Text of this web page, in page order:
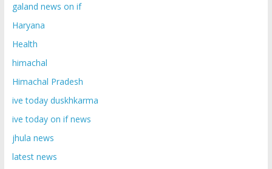
galand news on if
Haryana
Health
himachal
Himachal Pradesh
ive today duskhkarma
ive today on if news
jhula news
latest news